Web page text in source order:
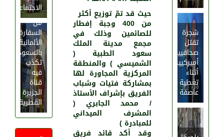
1551 0
الاجتماعية
بيان
عاجل
من
السفارة
الألمانية
بالسعودية
تكذب
فيه
قناة
الجزيرة
القطرية
شجرة
تقتل
صحافيين
أميركيين
أثناء
تغطية
عاصفة
حيث قد تمّ توزيع أكثر
من 400 وجبة إفطار
للصائمين وذلك في
مجمع مدينة الملك
سعود الطبية (
الشميسي ) والمنطقة
المركزية المجاورة لها
بمشاركة فتيات وشباب
الفريق بإشراف الأستاذ
/ محمد الجابري (
المشرف الميداني
للمبادرة )
وقد أكد قائد فريق